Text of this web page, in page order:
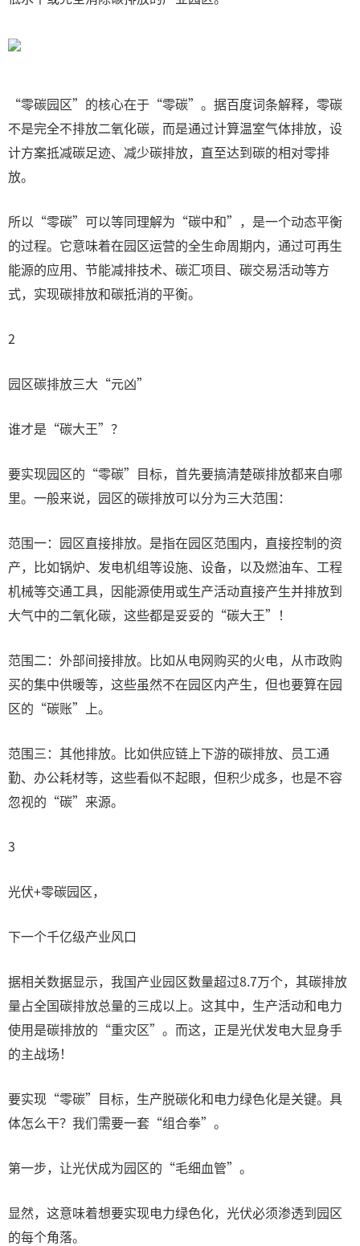
“零碳园区”的核心在于“零碳”。据百度词条解释，零碳
不是完全不排放二氧化碳，而是通过计算温室气体排放，设
计方案抵减碳足迹、减少碳排放，直至达到碳的相对零排
放。
所以“零碳”可以等同理解为“碳中和”，是一个动态平衡
的过程。它意味着在园区运营的全生命周期内，通过可再生
能源的应用、节能减排技术、碳汇项目、碳交易活动等方
式，实现碳排放和碳抵消的平衡。
2
园区碳排放三大“元凶”
谁才是“碳大王”？
要实现园区的“零碳”目标，首先要搞清楚碳排放都来自哪
里。一般来说，园区的碳排放可以分为三大范围：
范围一：园区直接排放。是指在园区范围内，直接控制的资
产，比如锅炉、发电机组等设施、设备，以及燃油车、工程
机械等交通工具，因能源使用或生产活动直接产生并排放到
大气中的二氧化碳，这些都是妥妥的“碳大王”！
范围二：外部间接排放。比如从电网购买的火电，从市政购
买的集中供暖等，这些虽然不在园区内产生，但也要算在园
区的“碳账”上。
范围三：其他排放。比如供应链上下游的碳排放、员工通
勤、办公耗材等，这些看似不起眼，但积少成多，也是不容
忽视的“碳”来源。
3
光伏+零碳园区，
下一个千亿级产业风口
据相关数据显示，我国产业园区数量超过8.7万个，其碳排放
量占全国碳排放总量的三成以上。这其中，生产活动和电力
使用是碳排放的“重灾区”。而这，正是光伏发电大显身手
的主战场！
要实现“零碳”目标，生产脱碳化和电力绿色化是关键。具
体怎么干？我们需要一套“组合拳”。
第一步，让光伏成为园区的“毛细血管”。
显然，这意味着想要实现电力绿色化，光伏必须渗透到园区
的每个角落。